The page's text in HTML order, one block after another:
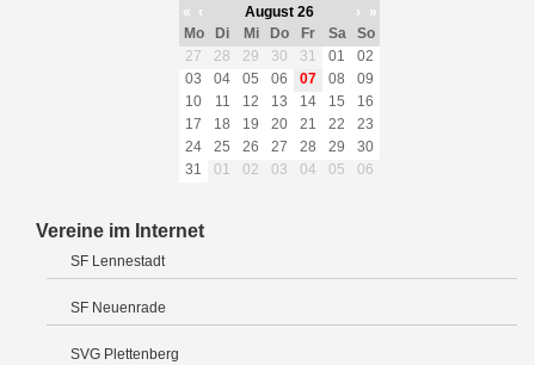
« ‹ August 26 ›
»
Mo
Di Mi Do Fr Sa
So
27
28 29 30 31 01
02
03
04 05 06 07 08
09
10
11 12 13 14 15
16
17
18 19 20 21 22
23
24
25 26 27 28 29
30
31
01 02 03 04 05 06
Vereine im Internet
SF Lennestadt
SF Neuenrade
SVG Plettenberg